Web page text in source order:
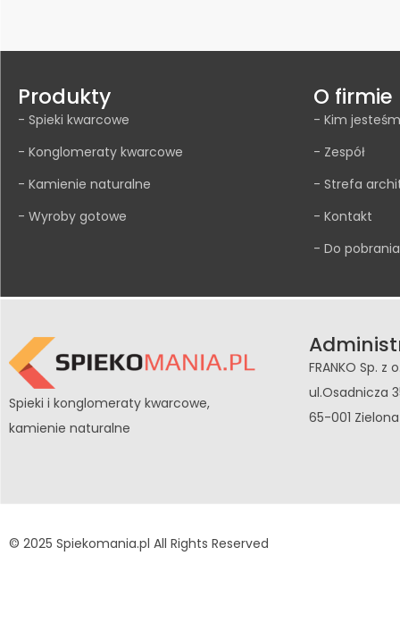
Produkty
- Spieki kwarcowe
- Konglomeraty kwarcowe
- Kamienie naturalne
- Wyroby gotowe
O firmie
- Kim
- Zespół
- Strefa
- Kontakt
- Do pobrania
Spieki i konglomeraty kwarcowe,
kamienie naturalne
FRANKO Sp. z
ul.Osadnicza
65-001
© 2025 Spiekomania.pl All Rights Reserved